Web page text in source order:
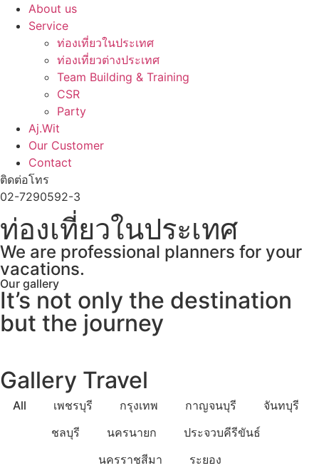
About us
Service
ท่องเที่ยวในประเทศ
ท่องเที่ยวต่างประเทศ
Team Building & Training
CSR
Party
Aj.Wit
Our Customer
Contact
ติดต่อโทร
02-7290592-3
ท่องเที่ยวในประเทศ
We are professional planners for your
vacations.
Our gallery
It’s not only the destination
but the journey
Gallery Travel
All เพชรบุรี กรุงเทพ กาญจนบุรี
จันทบุรี
ชลบุรี
นครนายก
ประจวบคีรีขันธ์
นครราชสีมา
ระยอง